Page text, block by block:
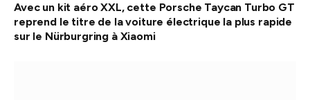
Avec un kit aéro XXL, cette Porsche Taycan Turbo GT
reprend le titre de la voiture électrique la plus rapide
sur le Nürburgring à Xiaomi